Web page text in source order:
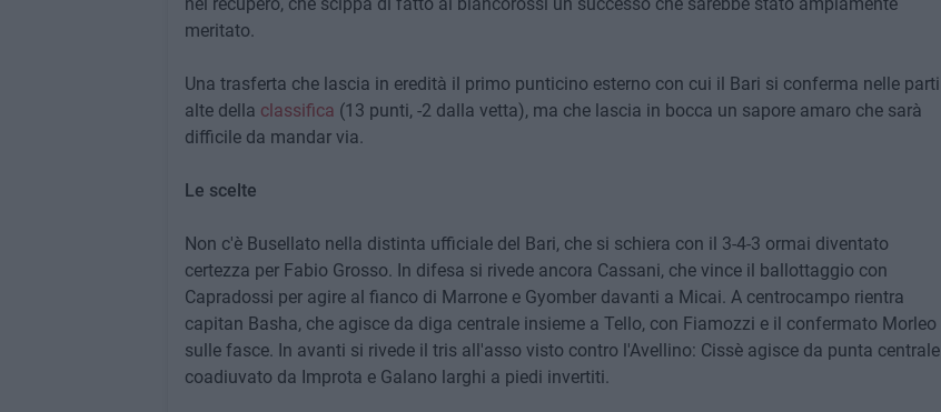
meritato.
Una trasferta che lascia in eredità il primo punticino esterno con cui il Bari si conferma nelle parti
alte della classifica (13 punti, -2 dalla vetta), ma che lascia in bocca un sapore amaro che sarà
difficile da mandar via.
Le scelte
Non c'è Busellato nella distinta ufficiale del Bari, che si schiera con il 3-4-3 ormai diventato
certezza per Fabio Grosso. In difesa si rivede ancora Cassani, che vince il ballottaggio con
Capradossi per agire al fianco di Marrone e Gyomber davanti a Micai. A centrocampo rientra
capitan Basha, che agisce da diga centrale insieme a Tello, con Fiamozzi e il confermato Morleo
sulle fasce. In avanti si rivede il tris all'asso visto contro l'Avellino: Cissè agisce da punta centrale
coadiuvato da Improta e Galano larghi a piedi invertiti.